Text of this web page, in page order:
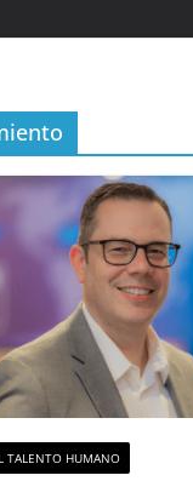
TALENTO HUMANO